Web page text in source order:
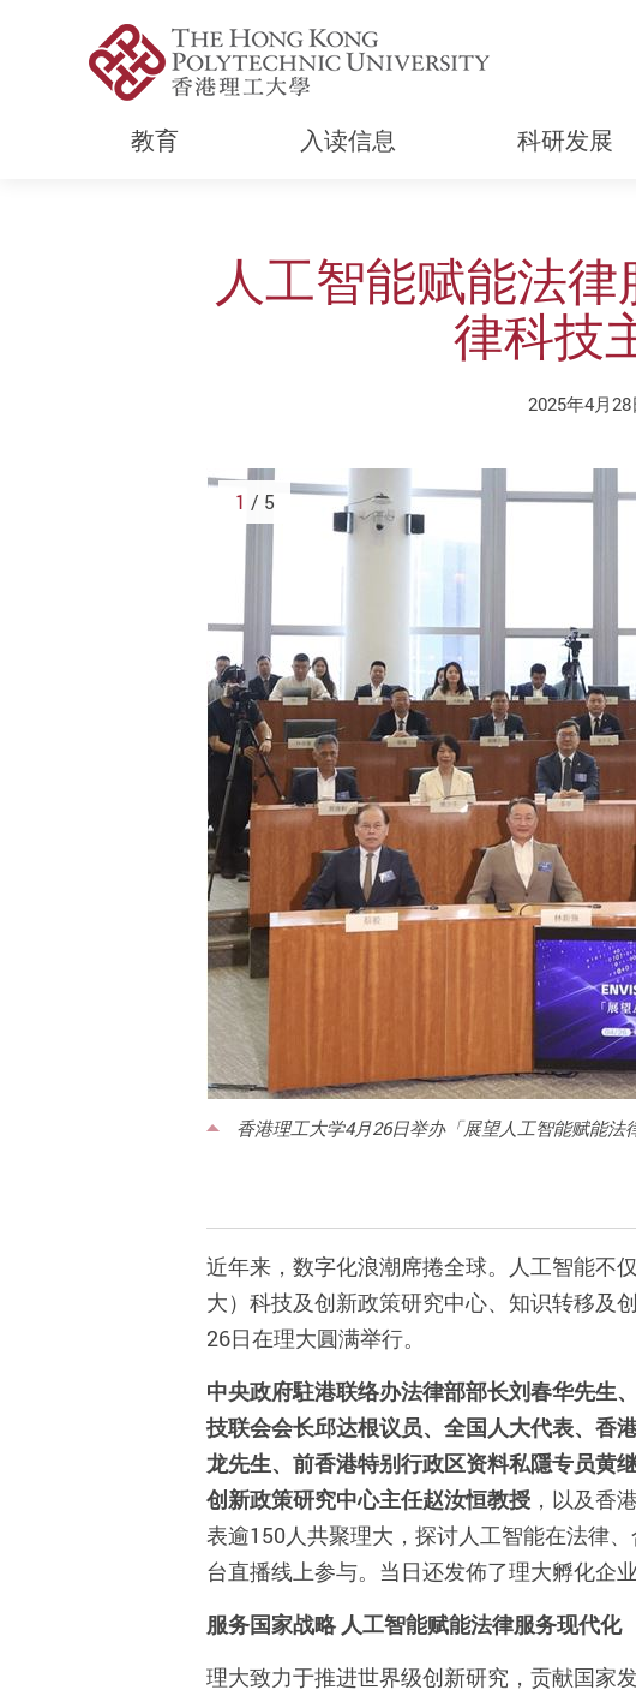
教育 入读信息 科研发展
人工智能赋能法
律科技
2025年4月28
香港理工大学4月26日举办「展望人工智能赋能法
1 / 5
近年来，数字化浪潮席捲全球。人工智能不
大）科技及创新政策研究中心、知识转移及
26日在理大圓满举行。
中央政府駐港联络办法律部部长刘春华先生
技联会会长邱达根议员、全国人大代表、香
龙先生、前香港特别行政区资料私隱专员黄
创新政策研究中心主任赵汝恒教授 ，以及香
表逾150人共聚理大，探讨人工智能在法律
台直播线上参与。当日还发佈了理大孵化企业
服务国家战略 人工智能赋能法律服务现代化
理大致力于推进世界级创新研究，贡献国家